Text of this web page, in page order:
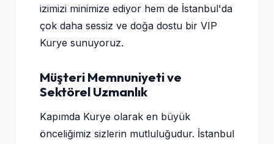
izimizi minimize ediyor hem de İstanbul'da
çok daha sessiz ve doğa dostu bir VIP
Kurye sunuyoruz.
Müşteri Memnuniyeti ve
Sektörel Uzmanlık
Kapımda Kurye olarak en büyük
önceliğimiz sizlerin mutluluğudur. İstanbul